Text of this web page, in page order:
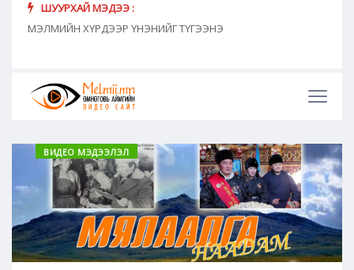
ШУУРХАЙ МЭДЭЭ :
МЭЛМИЙН ХҮРДЭЭР ҮНЭНИЙГ ТҮГЭЭНЭ
ВИДЕО МЭДЭЭЛЭЛ